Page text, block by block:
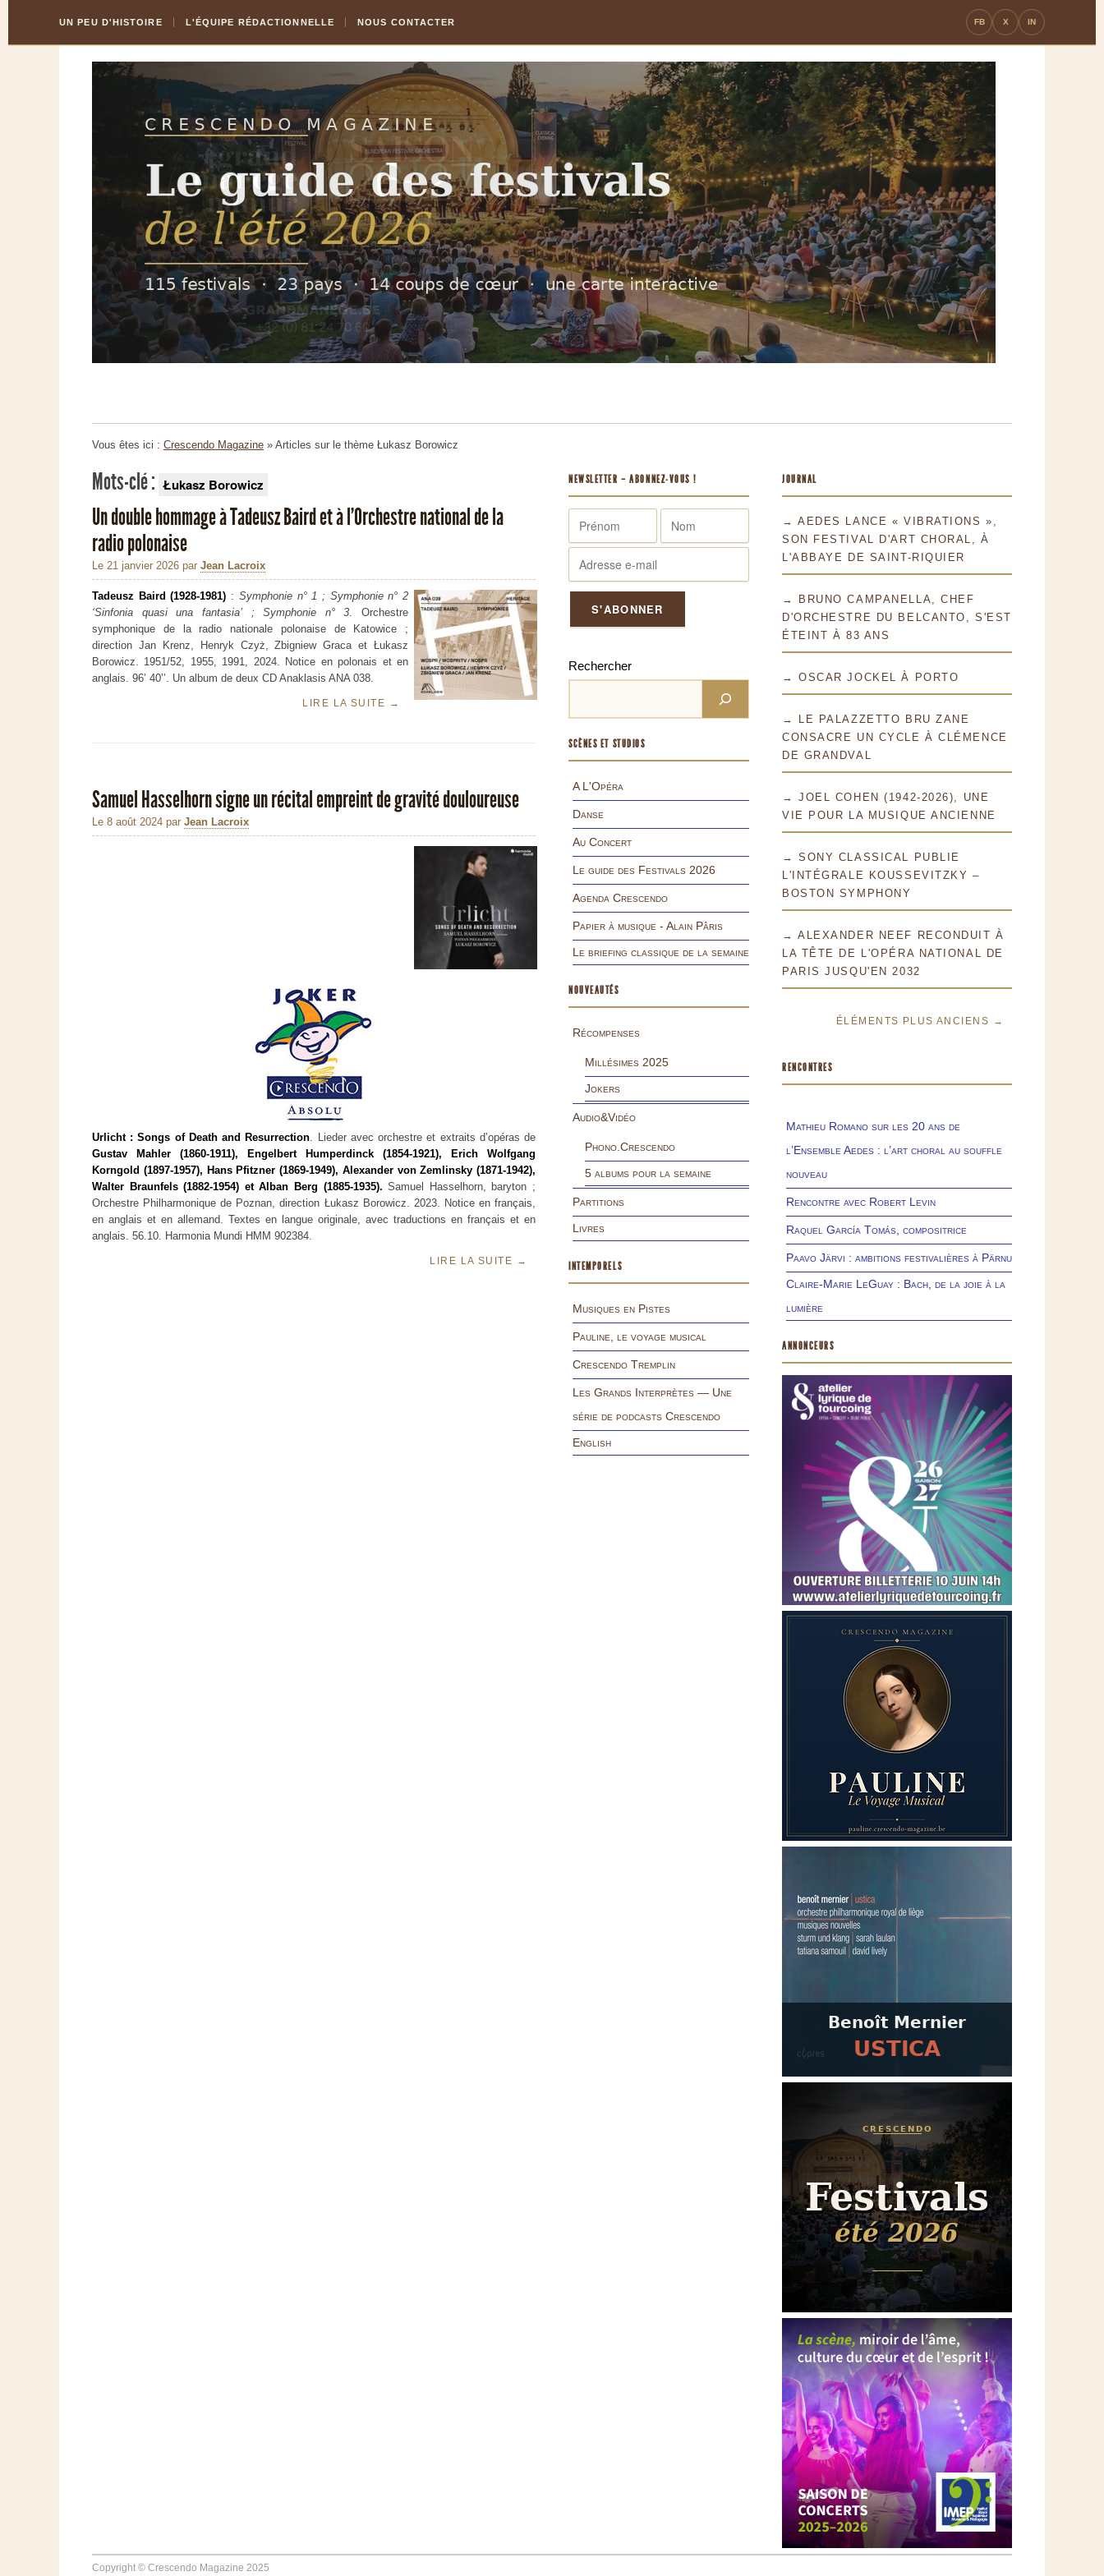
Content
la
UN PEU D'HISTOIRE L'ÉQUIPE RÉDACTIONNELLE NOUS CONTACTER FB X IN
Vous êtes ici : Crescendo Magazine » Articles sur le thème Łukasz Borowicz
Mots-clé : Łukasz Borowicz
Un double hommage à Tadeusz Baird et à l’Orchestre national de la
radio polonaise
Le 21 janvier 2026 par Jean Lacroix
Tadeusz Baird (1928-1981) : Symphonie n° 1 ; Symphonie n° 2
‘Sinfonia quasi una fantasia’ ; Symphonie n° 3. Orchestre
symphonique de la radio nationale polonaise de Katowice ;
direction Jan Krenz, Henryk Czyż, Zbigniew Graca et Łukasz
Borowicz. 1951/52, 1955, 1991, 2024. Notice en polonais et en
anglais. 96’ 40’’. Un album de deux CD Anaklasis ANA 038.
LIRE LA SUITE →
Samuel Hasselhorn signe un récital empreint de gravité douloureuse
Le 8 août 2024 par Jean Lacroix
Urlicht : Songs of Death and Resurrection. Lieder avec orchestre et extraits d’opéras de
Gustav Mahler (1860-1911), Engelbert Humperdinck (1854-1921), Erich Wolfgang
Korngold (1897-1957), Hans Pfitzner (1869-1949), Alexander von Zemlinsky (1871-1942),
Walter Braunfels (1882-1954) et Alban Berg (1885-1935). Samuel Hasselhorn, baryton ;
Orchestre Philharmonique de Poznan, direction Łukasz Borowicz. 2023. Notice en français,
en anglais et en allemand. Textes en langue originale, avec traductions en français et en
anglais. 56.10. Harmonia Mundi HMM 902384.
LIRE LA SUITE →
NEWSLETTER – ABONNEZ-VOUS !
Rechercher
SCÈNES ET STUDIOS
A L'Opéra
Danse
Au Concert
Le guide des Festivals 2026
Agenda Crescendo
Papier à musique - Alain Pâris
Le briefing classique de la semaine
NOUVEAUTÉS
Récompenses
Millésimes 2025
Jokers
Audio&Vidéo
Phono.Crescendo
5 albums pour la semaine
Partitions
Livres
INTEMPORELS
Musiques en Pistes
Pauline, le voyage musical
Crescendo Tremplin
Les Grands Interprètes — Une
série de podcasts Crescendo
English
JOURNAL
→ AEDES LANCE « VIBRATIONS »,
SON FESTIVAL D'ART CHORAL, À
L'ABBAYE DE SAINT-RIQUIER
→ BRUNO CAMPANELLA, CHEF
D'ORCHESTRE DU BELCANTO, S'EST
ÉTEINT À 83 ANS
→ OSCAR JOCKEL À PORTO
→ LE PALAZZETTO BRU ZANE
CONSACRE UN CYCLE À CLÉMENCE
DE GRANDVAL
→ JOEL COHEN (1942-2026), UNE
VIE POUR LA MUSIQUE ANCIENNE
→ SONY CLASSICAL PUBLIE
L'INTÉGRALE KOUSSEVITZKY –
BOSTON SYMPHONY
→ ALEXANDER NEEF RECONDUIT À
LA TÊTE DE L'OPÉRA NATIONAL DE
PARIS JUSQU'EN 2032
ÉLÉMENTS PLUS ANCIENS →
RENCONTRES
Mathieu Romano sur les 20 ans de
l’Ensemble Aedes : l’art choral au souffle
nouveau
Rencontre avec Robert Levin
Raquel García Tomás, compositrice
Paavo Järvi : ambitions festivalières à Pärnu
Claire-Marie LeGuay : Bach, de la joie à la
lumière
ANNONCEURS
Copyright © Crescendo Magazine 2025